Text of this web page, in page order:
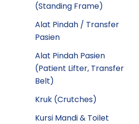
(Standing Frame)
Alat Pindah / Transfer
Pasien
Alat Pindah Pasien
(Patient Lifter, Transfer
Belt)
Kruk (Crutches)
Kursi Mandi & Toilet
GEA - Kursi Roda Travel
Electric D 130 FL